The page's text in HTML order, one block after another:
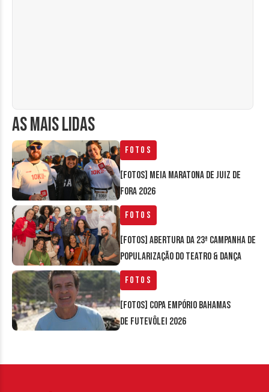
AS MAIS LIDAS
Fotos
[FOTOS] Meia Maratona de Juiz de
Fora 2026
Fotos
[FOTOS] Abertura da 23ª Campanha de
Popularização do Teatro & Dança
Fotos
[FOTOS] Copa Empório Bahamas
de Futevôlei 2026